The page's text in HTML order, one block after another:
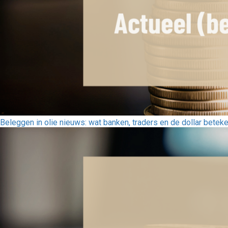
Beleggen in olie nieuws: wat banken, traders en de dollar